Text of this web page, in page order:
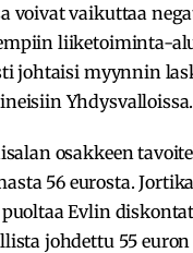
voivat vaikuttaa
liiketoiminta-
johtaisi myynnin
Yhdysvalloissa.
osakkeen
56 eurosta.
Evlin
johdettu 55 euron